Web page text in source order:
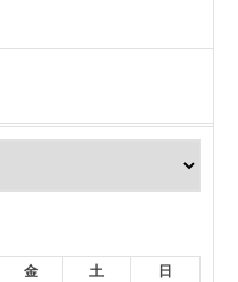
金 土 日